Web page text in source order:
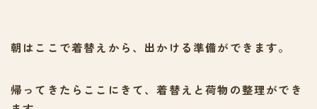
朝はここで着替えから、出かける準備ができます。
帰ってきたらここにきて、着替えと荷物の整理ができ